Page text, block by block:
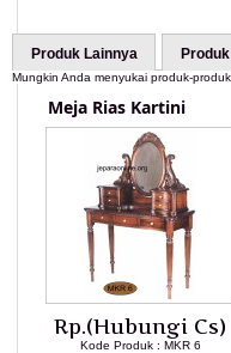
Produk Lainnya
Mungkin Anda menyukai produk-
Meja Rias Kartini
Rp.(Hubungi Cs)
Kode Produk : MKR 6